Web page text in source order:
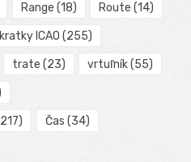
Range (18) Route (14)
ICAO (255)
trate (23) vrtuľník(55)
Čas (34)